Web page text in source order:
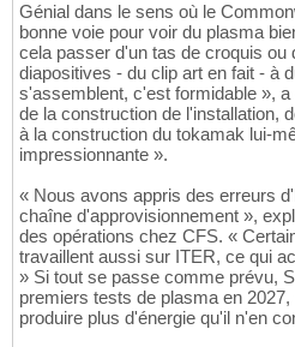
Génial dans le sens où le
bonne voie pour voir du plasma
cela passer d'un tas de croquis ou
diapositives - du clip art en fait - à
s'assemblent, c'est formidable »,
de la construction de l'installation,
à la construction du tokamak lui-
impressionnante ».
« Nous avons appris des erreurs
chaîne d'approvisionnement »,
des opérations chez CFS. «
travaillent aussi sur ITER, ce qui
» Si tout se passe comme prévu,
premiers tests de plasma en
produire plus d'énergie qu'il n'en